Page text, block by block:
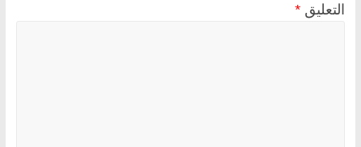
التعليق *